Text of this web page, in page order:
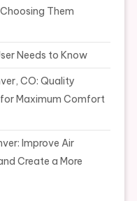
Them
Needs to Know
CO: Quality
Maximum Comfort
Improve Air
Create a More